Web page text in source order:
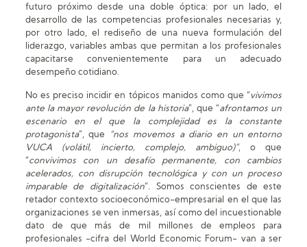
futuro próximo desde una doble óptica: por un lado, el
desarrollo de las competencias profesionales necesarias y,
por otro lado, el rediseño de una nueva formulación del
liderazgo, variables ambas que permitan a los profesionales
capacitarse convenientemente para un adecuado
desempeño cotidiano.
No es preciso incidir en tópicos manidos como que “vivimos
ante la mayor revolución de la historia”, que “afrontamos un
escenario en el que la complejidad es la constante
protagonista”, que
“nos movemos a diario en un entorno
VUCA (volátil, incierto, complejo, ambiguo)”, o que
“convivimos con un desafío permanente, con cambios
acelerados, con disrupción tecnológica y con un proceso
imparable de digitalización”. Somos conscientes de este
retador contexto socioeconómico-empresarial en el que las
organizaciones se ven inmersas, así como del incuestionable
dato de que más de mil millones de empleos para
profesionales -cifra del World Economic Forum- van a ser